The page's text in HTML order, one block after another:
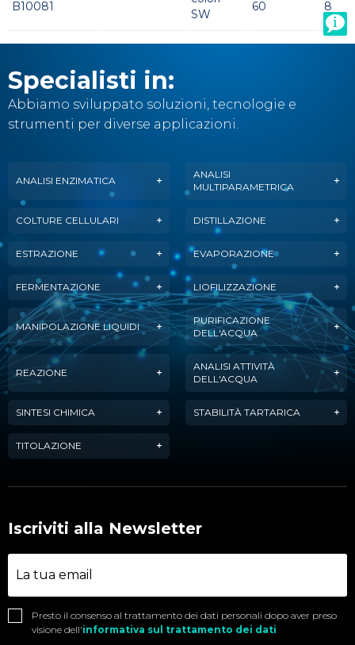
B10081
SW
60 8
Specialisti in:
Abbiamo sviluppato soluzioni, tecnologie e
strumenti per diverse applicazioni.
ANALISI ENZIMATICA
ANALISI
MULTIPARAMETRICA
COLTURE CELLULARI DISTILLAZIONE
ESTRAZIONE EVAPORAZIONE
FERMENTAZIONE LIOFILIZZAZIONE
MANIPOLAZIONE LIQUIDI
PURIFICAZIONE
DELL'ACQUA
REAZIONE
ANALISI ATTIVITÀ
DELL'ACQUA
SINTESI CHIMICA STABILITÀ TARTARICA
TITOLAZIONE
Iscriviti alla Newsletter
Presto il consenso al trattamento dei dati personali dopo aver preso
visione dell'informativa sul trattamento dei dati